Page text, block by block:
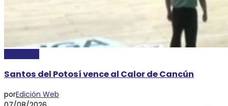
Santos del Potosí vence al Calor de Cancún
porEdición Web